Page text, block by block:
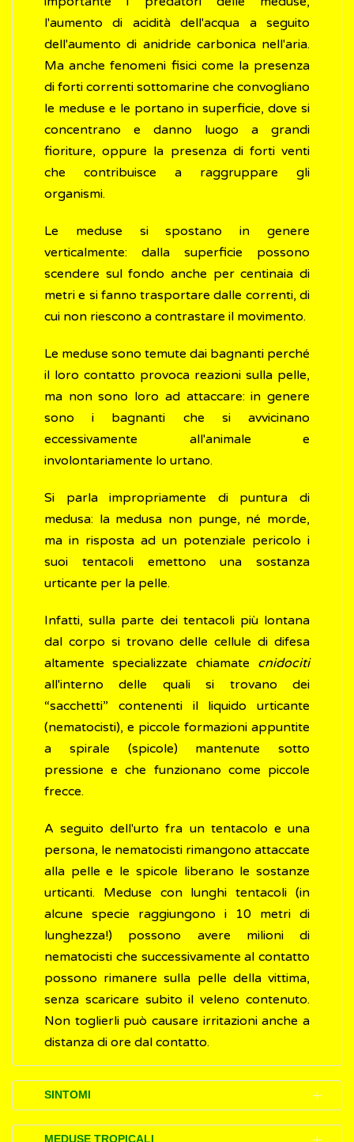
l'aumento di acidità dell'acqua a seguito
dell'aumento di anidride carbonica nell'aria.
Ma anche fenomeni fisici come la presenza
di forti correnti sottomarine che convogliano
le meduse e le portano in superficie, dove si
concentrano e danno luogo a grandi
fioriture, oppure la presenza di forti venti
che contribuisce a raggruppare gli
organismi.
Le meduse si spostano in genere
verticalmente: dalla superficie possono
scendere sul fondo anche per centinaia di
metri e si fanno trasportare dalle correnti, di
cui non riescono a contrastare il movimento.
Le meduse sono temute dai bagnanti perché
il loro contatto provoca reazioni sulla pelle,
ma non sono loro ad attaccare: in genere
sono i bagnanti che si avvicinano
eccessivamente all'animale e
involontariamente lo urtano.
Si parla impropriamente di puntura di
medusa: la medusa non punge, né morde,
ma in risposta ad un potenziale pericolo i
suoi tentacoli emettono una sostanza
urticante per la pelle.
Infatti, sulla parte dei tentacoli più lontana
dal corpo si trovano delle cellule di difesa
altamente specializzate chiamate cnidociti
all'interno delle quali si trovano dei
“sacchetti” contenenti il liquido urticante
(nematocisti), e piccole formazioni appuntite
a spirale (spicole) mantenute sotto
pressione e che funzionano come piccole
frecce.
A seguito dell'urto fra un tentacolo e una
persona, le nematocisti rimangono attaccate
alla pelle e le spicole liberano le sostanze
urticanti. Meduse con lunghi tentacoli (in
alcune specie raggiungono i 10 metri di
lunghezza!) possono avere milioni di
nematocisti che successivamente al contatto
possono rimanere sulla pelle della vittima,
senza scaricare subito il veleno contenuto.
Non toglierli può causare irritazioni anche a
distanza di ore dal contatto.
SINTOMI
Il liquido delle nematocisti contiene sostanze
MEDUSE TROPICALI